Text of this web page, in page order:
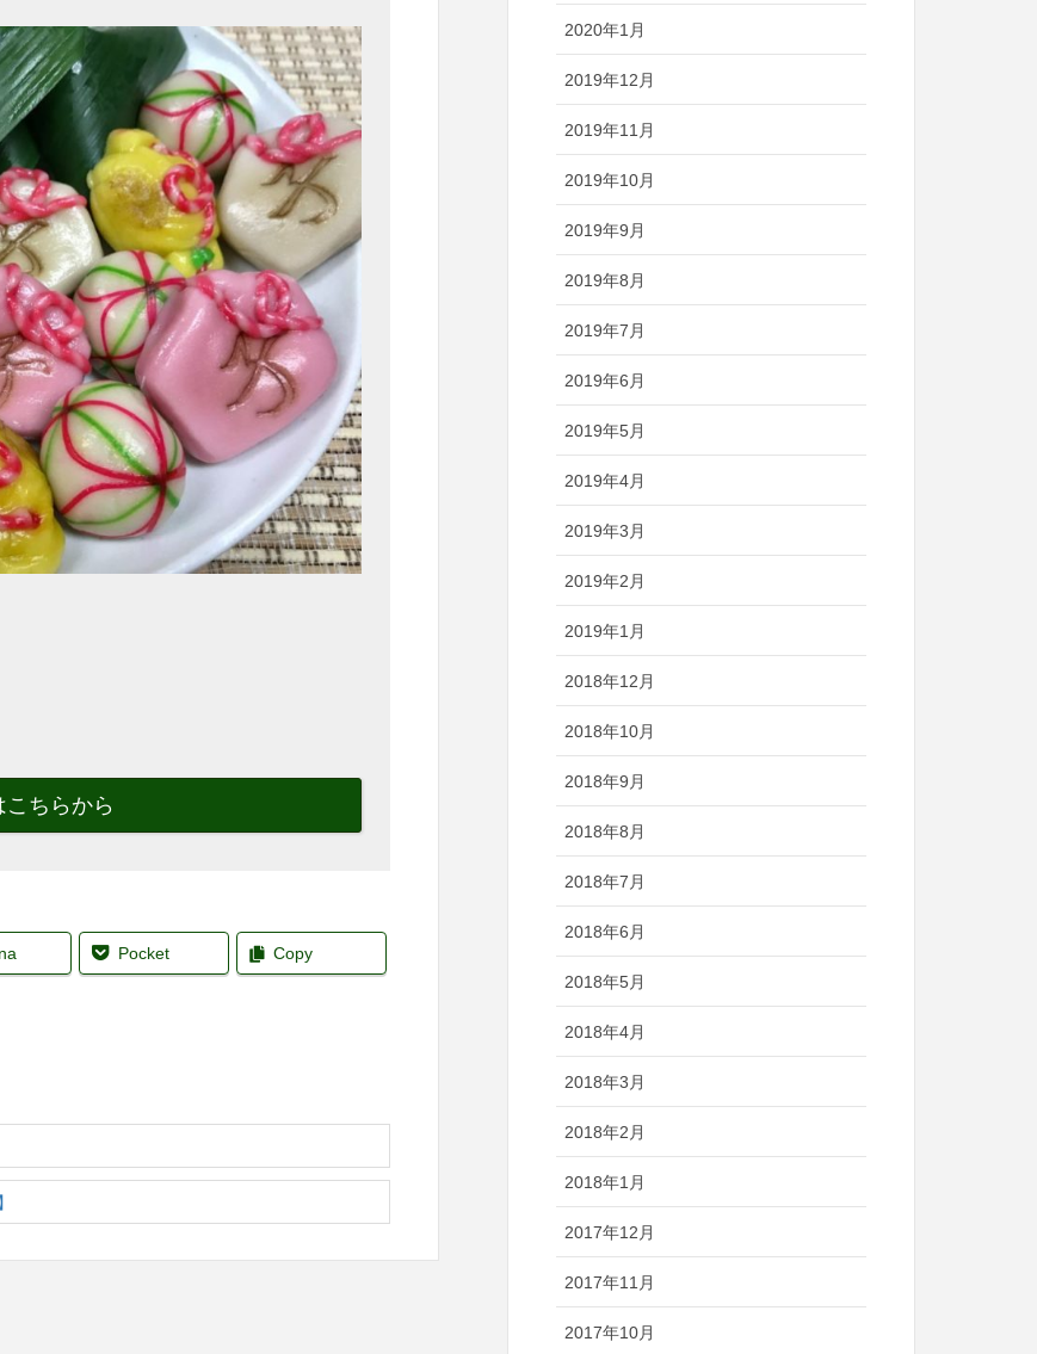
ちらから
Pocket Copy
2020年1月
2019年12月
2019年11月
2019年10月
2019年9月
2019年8月
2019年7月
2019年6月
2019年5月
2019年4月
2019年3月
2019年2月
2019年1月
2018年12月
2018年10月
2018年9月
2018年8月
2018年7月
2018年6月
2018年5月
2018年4月
2018年3月
2018年2月
2018年1月
2017年12月
2017年11月
2017年10月